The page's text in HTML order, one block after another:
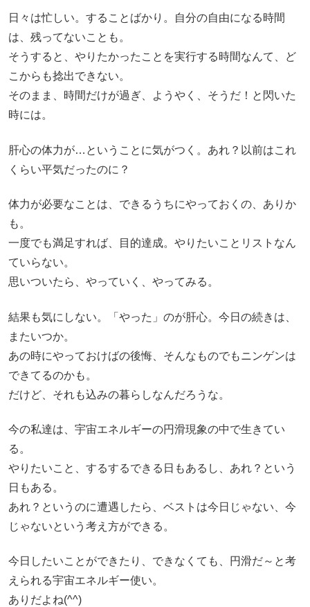
日々は忙しい。することばかり。自分の自由になる時間
は、残ってないことも。
そうすると、やりたかったことを実行する時間なんて、ど
こからも捻出できない。
そのまま、時間だけが過ぎ、ようやく、そうだ！と閃いた
時には。
肝心の体力が…ということに気がつく。あれ？以前はこれ
くらい平気だったのに？
体力が必要なことは、できるうちにやっておくの、ありか
も。
一度でも満足すれば、目的達成。やりたいことリストなん
ていらない。
思いついたら、やっていく、やってみる。
結果も気にしない。「やった」のが肝心。今日の続きは、
またいつか。
あの時にやっておけばの後悔、そんなものでもニンゲンは
できてるのかも。
だけど、それも込みの暮らしなんだろうな。
今の私達は、宇宙エネルギーの円滑現象の中で生きてい
る。
やりたいこと、するするできる日もあるし、あれ？という
日もある。
あれ？というのに遭遇したら、ベストは今日じゃない、今
じゃないという考え方ができる。
今日したいことができたり、できなくても、円滑だ～と考
えられる宇宙エネルギー使い。
ありだよね(^^)